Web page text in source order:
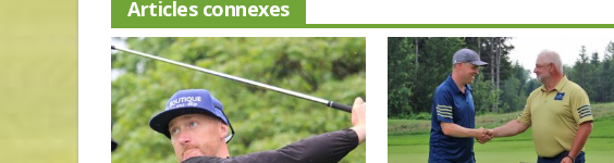
Articles connexes